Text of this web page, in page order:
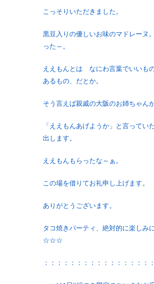
こっそりいただきました。
黒豆入りの優しいお味のマドレーヌ
った～。
ええもんとは なにわ言葉でいいも
あるもの、だとか。
そう言えば親戚の大阪のお姉ちゃん
「ええもんあげようか」と言ってい
出します。
ええもんもらったな～ぁ。
この場を借りてお礼申し上げます。
ありがとうございます。
タコ焼きパーティ、絶対的に楽しみ
☆☆☆
：：：：：：：：：：：：：：：：